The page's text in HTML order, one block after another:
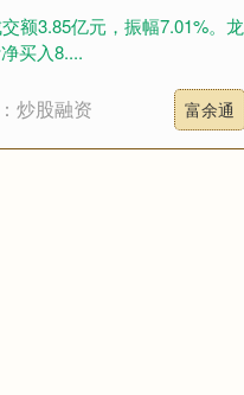
额3.85亿元，振幅7.01%。龙
买入8....
炒股融资 富余通